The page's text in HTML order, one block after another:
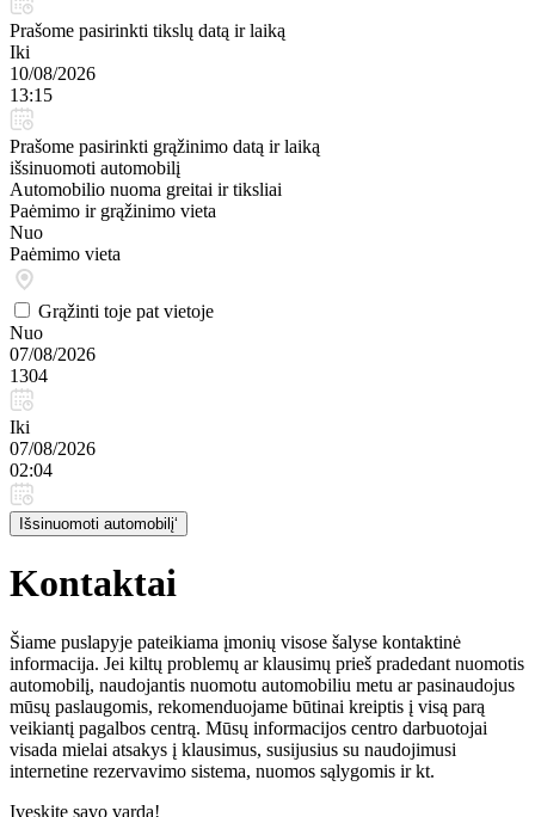
Prašome pasirinkti tikslų datą ir laiką
Iki
10/08/2026
13:15
Prašome pasirinkti grąžinimo datą ir laiką
išsinuomoti automobilį
Automobilio nuoma greitai ir tiksliai
Paėmimo ir grąžinimo vieta
Nuo
Paėmimo vieta
Grąžinti toje pat vietoje
Nuo
07/08/2026
1304
Iki
07/08/2026
02:04
Išsinuomoti automobilį‘
Kontaktai
Šiame puslapyje pateikiama įmonių visose šalyse kontaktinė
informacija. Jei kiltų problemų ar klausimų prieš pradedant nuomotis
automobilį, naudojantis nuomotu automobiliu metu ar pasinaudojus
mūsų paslaugomis, rekomenduojame būtinai kreiptis į visą parą
veikiantį pagalbos centrą. Mūsų informacijos centro darbuotojai
visada mielai atsakys į klausimus, susijusius su naudojimusi
internetine rezervavimo sistema, nuomos sąlygomis ir kt.
Įveskite savo vardą!